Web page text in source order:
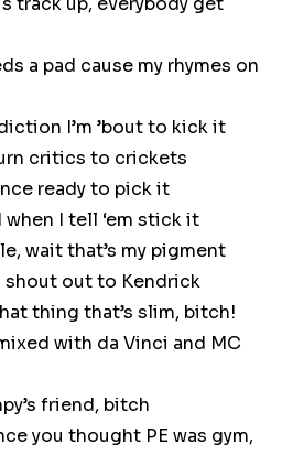
a pad cause my rhymes on
I’m ’bout to kick it
critics to crickets
ready to pick it
I tell ‘em stick it
wait that’s my pigment
shout out to Kendrick
thing that’s slim, bitch!
with da Vinci and MC
friend, bitch
you thought PE was gym,